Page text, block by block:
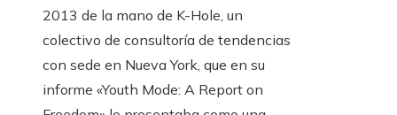
2013 de la mano de K-Hole, un
colectivo de consultoría de tendencias
con sede en Nueva York, que en su
informe «Youth Mode: A Report on